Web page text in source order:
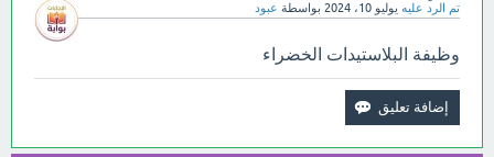
تم الرد عليه يوليو 10، 2024 بواسطة عبود
وظيفة البلاستيدات الخضراء